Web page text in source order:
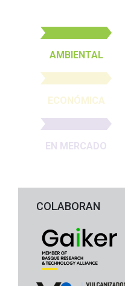
AMBIENTAL
ECONÓMICA
EN MERCADO
COLABORAN